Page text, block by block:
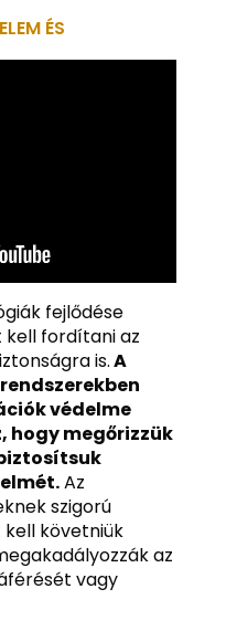
ÉS
fejlődése
fordítani az
is.A
védelme
hogy megőrizzük
Az
szigorú
követniük
az
vagy